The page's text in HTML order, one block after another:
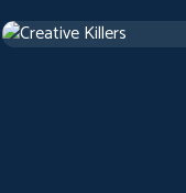
Documentary